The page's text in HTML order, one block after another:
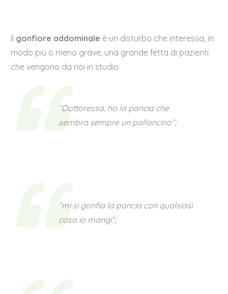
Il gonfiore addominale è un disturbo che interessa, in
modo più o meno grave, una grande fetta di pazienti
che vengono da noi in studio.
“Dottoressa, ho la pancia che
sembra sempre un palloncino”;
“mi si gonfia la pancia con qualsiasi
cosa io mangi”;